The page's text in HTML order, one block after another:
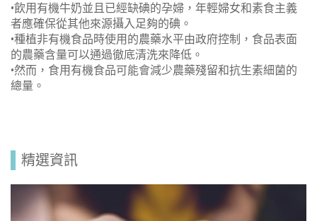
•飲用有機牛奶並且已經缺碘的孕婦，年輕婦女和素食主義
者應確保從其他來源攝入足夠的碘。
•種植非有機食品時使用的農藥水平由政府控制，食品表面
的農藥含量可以通過徹底清洗來降低。
•然而，食用有機食品可能會減少農藥殘留和抗生素細菌的
總量。
精選資訊